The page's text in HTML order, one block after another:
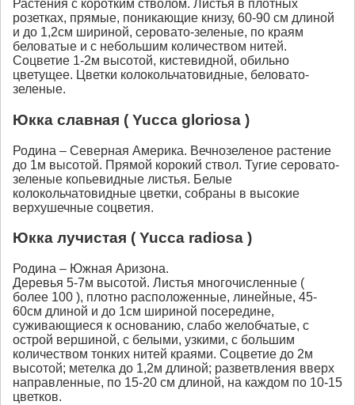
Растения с коротким стволом. Листья в плотных
розетках, прямые, поникающие книзу, 60-90 см длиной
и до 1,2см шириной, серовато-зеленые, по краям
беловатые и с небольшим количеством нитей.
Соцветие 1-2м высотой, кистевидной, обильно
цветущее. Цветки колокольчатовидные, беловато-
зеленые.
Юкка славная ( Yucca gloriosa )
Родина – Северная Америка. Вечнозеленое растение
до 1м высотой. Прямой корокий ствол. Тугие серовато-
зеленые копьевидные листья. Белые
колокольчатовидные цветки, собраны в высокие
верхушечные соцветия.
Юкка лучистая ( Yucca radiosa )
Родина – Южная Аризона.
Деревья 5-7м высотой. Листья многочисленные (
более 100 ), плотно расположенные, линейные, 45-
60см длиной и до 1см шириной посередине,
суживающиеся к основанию, слабо желобчатые, с
острой вершиной, с белыми, узкими, с большим
количеством тонких нитей краями. Соцветие до 2м
высотой; метелка до 1,2м длиной; разветвления вверх
направленные, по 15-20 см длиной, на каждом по 10-15
цветков.